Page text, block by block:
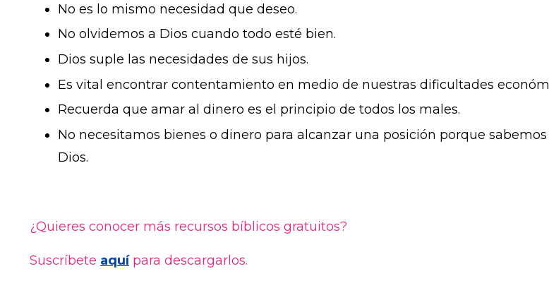
No es lo mismo necesidad que deseo.
No olvidemos a Dios cuando todo esté bien.
Dios suple las necesidades de sus hijos.
Es vital encontrar contentamiento en medio de nuestras dificultades
Recuerda que amar al dinero es el principio de todos los males.
No necesitamos bienes o dinero para alcanzar una posición porque
Dios.
¿Quieres conocer más recursos bíblicos gratuitos?
Suscríbete aquípara descargarlos.